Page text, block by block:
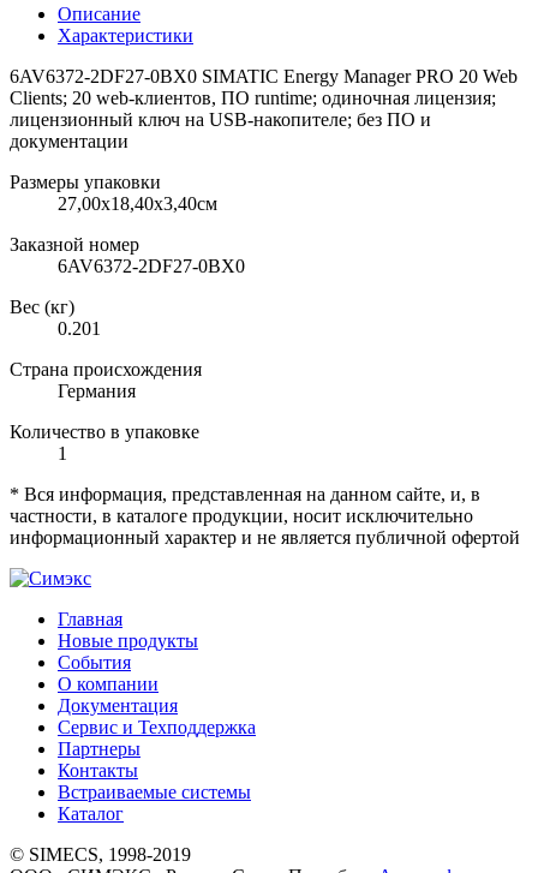
Описание
Характеристики
6AV6372-2DF27-0BX0 SIMATIC Energy Manager PRO 20 Web
Clients; 20 web-клиентов, ПО runtime; одиночная лицензия;
лицензионный ключ на USB-накопителе; без ПО и
документации
Размеры упаковки
27,00х18,40х3,40см
Заказной номер
6AV6372-2DF27-0BX0
Вес (кг)
0.201
Страна происхождения
Германия
Количество в упаковке
1
* Вся информация, представленная на данном сайте, и, в
частности, в каталоге продукции, носит исключительно
информационный характер и не является публичной офертой
Главная
Новые продукты
События
О компании
Документация
Сервис и Техподдержка
Партнеры
Контакты
Встраиваемые системы
Каталог
© SIMECS, 1998-2019